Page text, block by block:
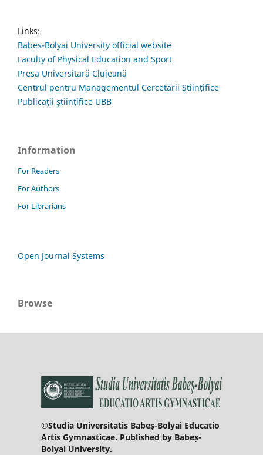
Links:
Babes-Bolyai University official website
Faculty of Physical Education and Sport
Presa Universitară Clujeană
Centrul pentru Managementul Cercetării Științifice
Publicații științifice UBB
Information
For Readers
For Authors
For Librarians
Open Journal Systems
Browse
©Studia Universitatis Babeş-Bolyai Educatio
Artis Gymnasticae. Published by Babeș-
Bolyai University.